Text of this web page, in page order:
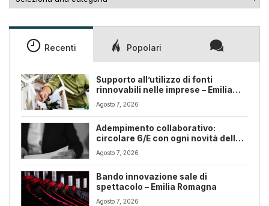
Recenti Popolari
Supporto all’utilizzo di fonti
rinnovabili nelle imprese – Emilia
Romagna
Agosto 7, 2026
Adempimento collaborativo:
circolare 6/E con ogni novità della
riforma fiscale
Agosto 7, 2026
Bando innovazione sale di
spettacolo – Emilia Romagna
Agosto 7, 2026